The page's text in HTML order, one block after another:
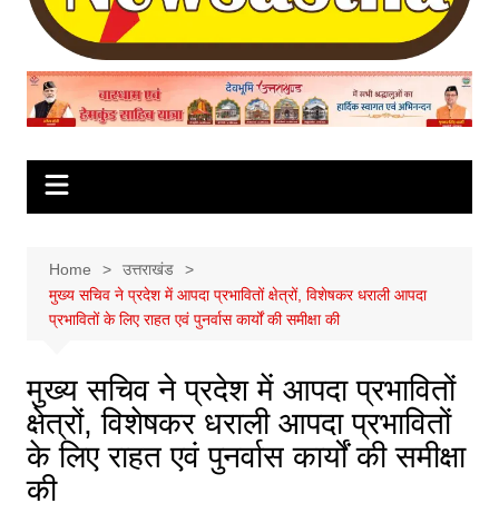
Home
उत्तराखंड
मुख्य सचिव ने प्रदेश में आपदा प्रभावितों क्षेत्रों, विशेषकर धराली आपदा
प्रभावितों के लिए राहत एवं पुनर्वास कार्यों की समीक्षा की
मुख्य सचिव ने प्रदेश में आपदा प्रभावितों
क्षेत्रों, विशेषकर धराली आपदा प्रभावितों
के लिए राहत एवं पुनर्वास कार्यों की समीक्षा
की